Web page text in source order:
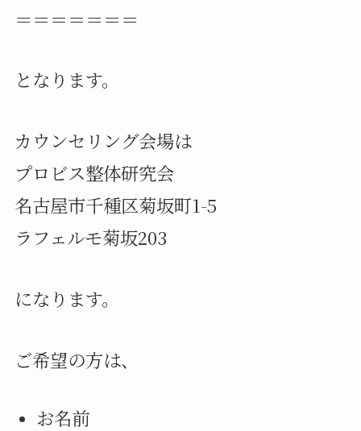
＝＝＝＝＝＝＝
となります。
カウンセリング会場は
プロビス整体研究会
名古屋市千種区菊坂町1-5
ラフェルモ菊坂203
になります。
ご希望の方は、
お名前